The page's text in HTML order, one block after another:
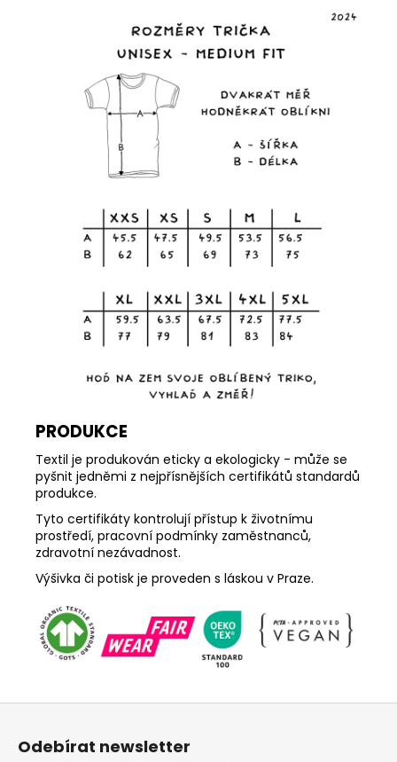
PRODUKCE
Textil je produkován eticky a ekologicky - může se
pyšnit jedněmi z nejpřísnějších certifikátů standardů
produkce.
Tyto certifikáty kontrolují přístup k životnímu
prostředí, pracovní podmínky zaměstnanců,
zdravotní nezávadnost.
Výšivka či potisk je proveden s láskou v Praze.
Z
Odebírat newsletter